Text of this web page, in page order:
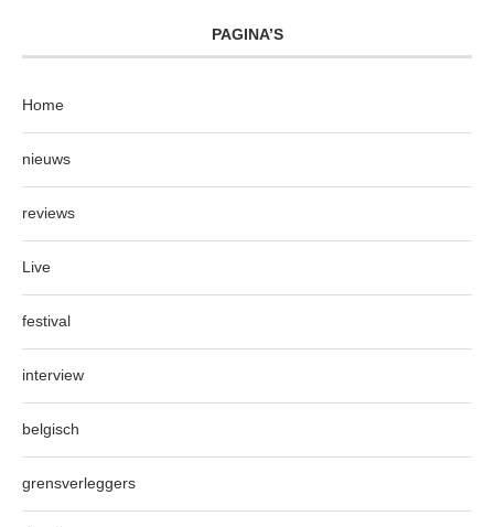
PAGINA’S
Home
nieuws
reviews
Live
festival
interview
belgisch
grensverleggers